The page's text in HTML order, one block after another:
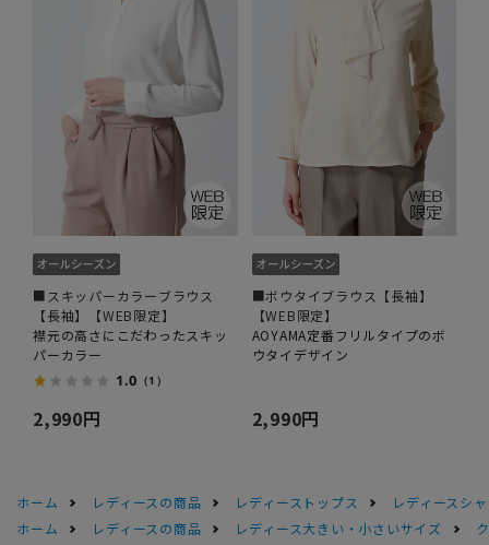
■スキッパーカラーブラウス
【長袖】【WEB限定】
襟元の高さにこだわったスキッ
パーカラー
1.0 （1）
2,990円
■ボウタイブラウス【長袖】
【WEB限定】
AOYAMA定番フリルタイプのボ
ウタイデザイン
2,990円
ホーム レディースの商品 レディーストップス
レディースシ
ホーム
レディースの商品 レディース大きい・小さいサイズ